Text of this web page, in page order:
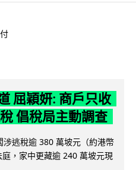
屈穎妍: 商戶只收
倡稅局主動調查
逃稅逾 380 萬坡元（約港幣
，家中更藏逾 240 萬坡元現